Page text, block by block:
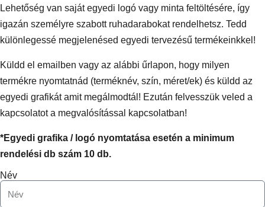
Lehetőség van saját egyedi logó vagy minta feltöltésére, így
igazán személyre szabott ruhadarabokat rendelhetsz. Tedd
különlegessé megjelenésed egyedi tervezésű termékeinkkel!
Küldd el emailben vagy az alábbi űrlapon, hogy milyen
termékre nyomtatnád (terméknév, szín, méret/ek) és küldd az
egyedi grafikát amit megálmodtál! Ezután felvesszük veled a
kapcsolatot a megvalósítással kapcsolatban!
*Egyedi grafika / logó nyomtatása esetén a minimum
rendelési db szám 10 db.
Név